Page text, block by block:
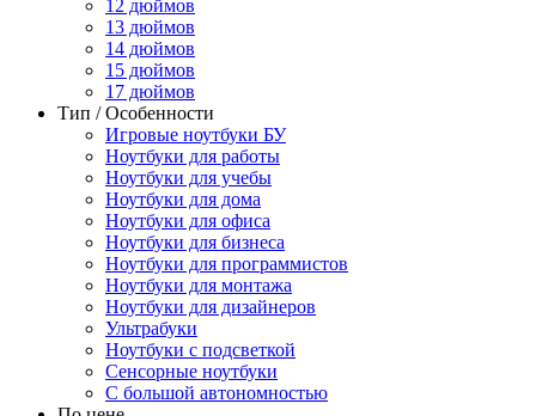
12 дюймов
13 дюймов
14 дюймов
15 дюймов
17 дюймов
Тип / Особенности
Игровые ноутбуки БУ
Ноутбуки для работы
Ноутбуки для учебы
Ноутбуки для дома
Ноутбуки для офиса
Ноутбуки для бизнеса
Ноутбуки для программистов
Ноутбуки для монтажа
Ноутбуки для дизайнеров
Ультрабуки
Ноутбуки с подсветкой
Сенсорные ноутбуки
С большой автономностью